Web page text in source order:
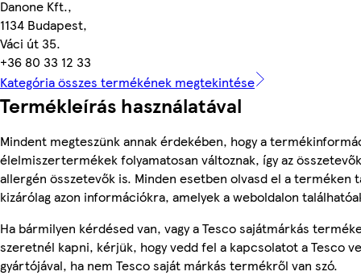
Danone Kft.,
1134 Budapest,
Váci út 35.
+36 80 33 12 33
Kategória összes termékének megtekintése
Termékleírás használatával
Mindent megteszünk annak érdekében, hogy a
élelmiszertermékek folyamatosan változnak, így az
allergén összetevők is. Minden esetben olvasd el a terméken
kizárólag azon információkra, amelyek a weboldalon
Ha bármilyen kérdésed van, vagy a Tesco sajátmárkás
szeretnél kapni, kérjük, hogy vedd fel a kapcsolatot a Tesco
gyártójával, ha nem Tesco saját márkás termékről van szó.